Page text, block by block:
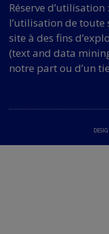
Réserve
l’utilisation de toute
site à des fins
(text and data
notre part ou d’un